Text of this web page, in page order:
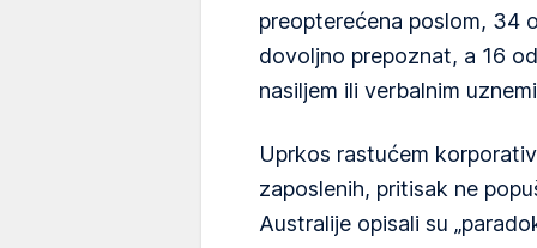
preopterećena poslom, 34
dovoljno prepoznat, a 16
nasiljem ili verbalnim
Uprkos rastućem
zaposlenih, pritisak ne
Australije opisali su